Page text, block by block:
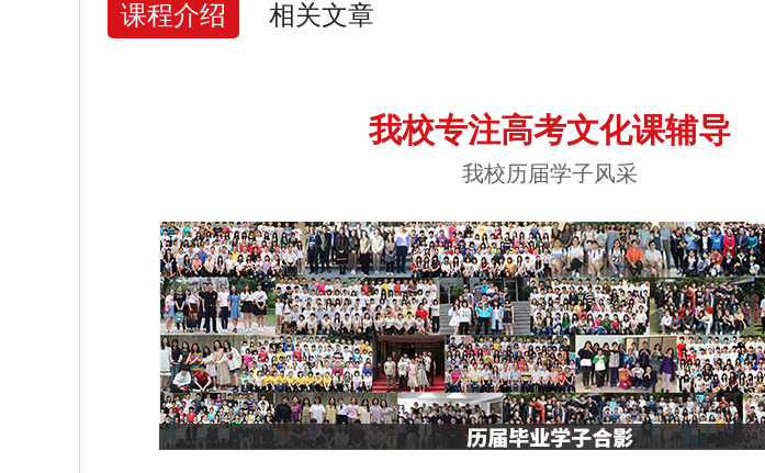
课程介绍 相关文章
我校专注高考文化课辅导
我校历届学子风采